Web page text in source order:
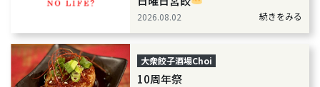
2026.08.02 続きをみる
大衆餃子酒場Choi
10周年祭